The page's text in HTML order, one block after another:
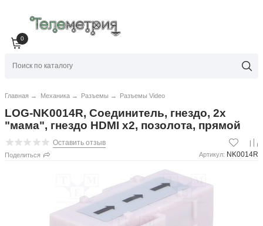
0
Главная → Механика → Разъемы → Разъемы Video
LOG-NK0014R, Соединитель, гнездо, 2x
"мама", гнездо HDMI x2, позолота, прямой
Оставить отзыв
Поделиться Артикул: NK0014R